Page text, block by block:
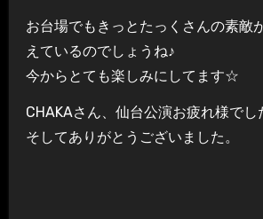
お台場でもきっとたっくさんの素敵
えているのでしょうね♪
今からとても楽しみにしてます☆
CHAKAさん、仙台公演お疲れ様でし
そしてありがとうございました。